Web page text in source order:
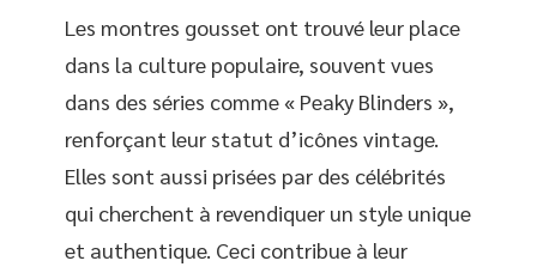
Les montres gousset ont trouvé leur place
dans la culture populaire, souvent vues
dans des séries comme « Peaky Blinders »,
renforçant leur statut d’icônes vintage.
Elles sont aussi prisées par des célébrités
qui cherchent à revendiquer un style unique
et authentique. Ceci contribue à leur